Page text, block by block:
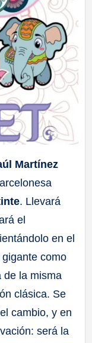
Martínez
. Llevará
el
en el
como
de la misma
clásica. Se
cambio, y en
será la